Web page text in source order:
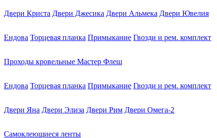
Двери Криста Двери Джесика Двери Альмека Двери Ювелия
Ендова Торцевая планка Примыкание Гвозди и рем. комплект
Проходы кровельные Мастер Флеш
Ендова Торцевая планка Примыкание Гвозди и рем. комплект
Двери Яна Двери Элиза Двери Рим Двери Омега-2
Самоклеющиеся ленты